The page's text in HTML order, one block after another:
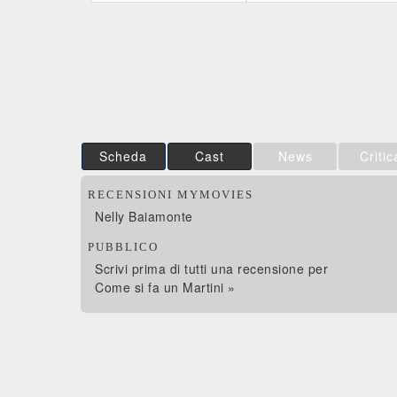
Scheda Cast News
RECENSIONI MYMOVIES
Nelly Baiamonte
PUBBLICO
Scrivi prima di tutti una recensione per
Come si fa un Martini »